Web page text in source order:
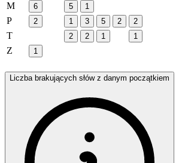
M 6 5 1
P 2 1 3 5 2 2
T 2 2 1 1
Z 1
Liczba brakujących słów z danym początkiem